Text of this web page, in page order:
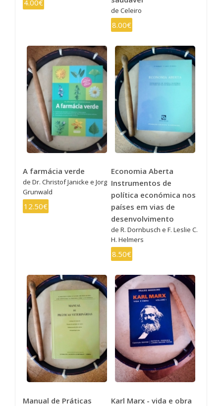
4.00€
de Celeiro
8.00€
A farmácia verde
de Dr. Christof Janicke e Jorg
Grunwald
12.50€
Economia Aberta
Instrumentos de
política económica nos
países em vias de
desenvolvimento
de R. Dornbusch e F. Leslie C.
H. Helmers
8.50€
Manual de Práticas
Karl Marx - vida e obra